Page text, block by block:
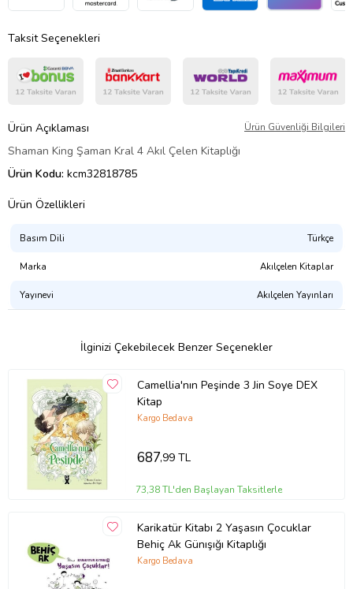
Taksit Seçenekleri
Ürün Açıklaması Ürün Güvenliği Bilgileri
Shaman King Şaman Kral 4 Akıl Çelen Kitaplığı
Ürün Kodu: kcm32818785
Ürün Özellikleri
Basım Dili Türkçe
Marka Akılçelen Kitaplar
Yayınevi Akılçelen Yayınları
İlginizi Çekebilecek Benzer Seçenekler
Camellia'nın Peşinde 3 Jin Soye DEX
Kitap
Kargo Bedava
687,99 TL
73,38 TL'den Başlayan Taksitlerle
Karikatür Kitabı 2 Yaşasın Çocuklar
Behiç Ak Günışığı Kitaplığı
Kargo Bedava